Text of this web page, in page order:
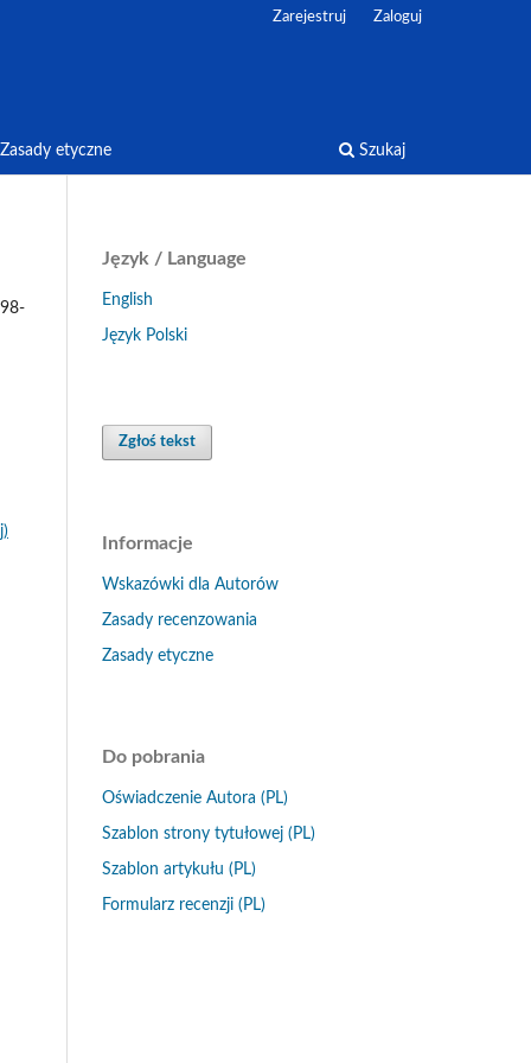
Zasady etyczne Szukaj
Zarejestruj Zaloguj
Język / Language
English
Język Polski
Zgłoś tekst
Informacje
Wskazówki dla Autorów
Zasady recenzowania
Zasady etyczne
Do pobrania
Oświadczenie Autora (PL)
Szablon strony tytułowej (PL)
Szablon artykułu (PL)
Formularz recenzji (PL)